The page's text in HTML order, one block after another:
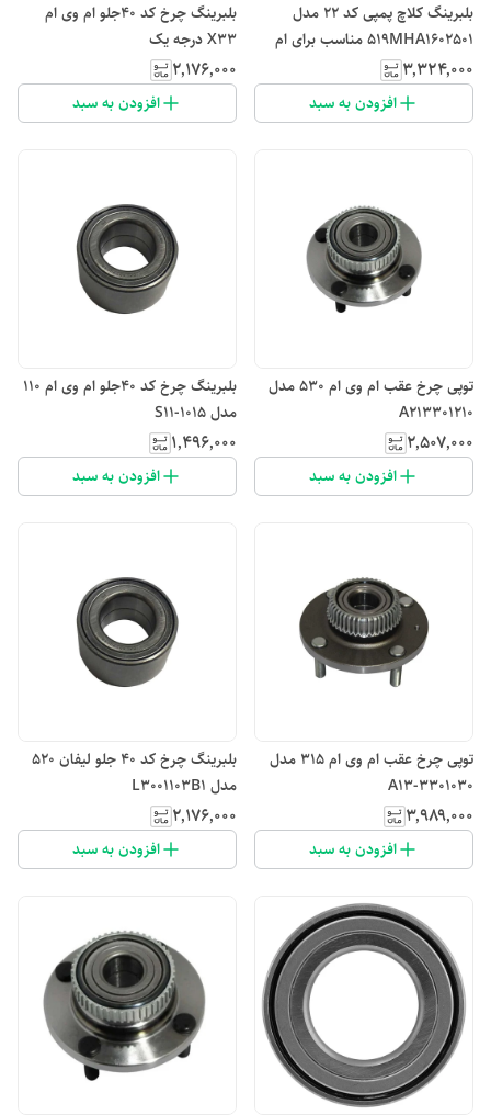
بلبرینگ کلاچ پمپی کد ۲۲ مدل
519MHA1602501 مناسب برای ام
وی ام 530
۳٬۳۲۴٬۰۰۰
افزودن به سبد
بلبرینگ چرخ کد ۴۰جلو ام وی ام
X۳۳ درجه یک
۲٬۱۷۶٬۰۰۰
افزودن به سبد
توپی چرخ عقب ام وی ام 530 مدل
A213301210
۲٬۵۰۷٬۰۰۰
افزودن به سبد
بلبرینگ چرخ کد ۴۰جلو ام وی ام 110
مدل S11-1015
۱٬۴۹۶٬۰۰۰
افزودن به سبد
توپی چرخ عقب ام وی ام 315 مدل
A13-3301030
۳٬۹۸۹٬۰۰۰
افزودن به سبد
بلبرینگ چرخ کد ۴۰ جلو لیفان 520
مدل L3001103B1
۲٬۱۷۶٬۰۰۰
افزودن به سبد